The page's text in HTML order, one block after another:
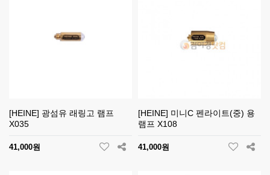
[HEINE] 광섬유 래링고 램프
X035
41,000원
[HEINE] 미니C 펜라이트(중) 용
램프 X108
41,000원